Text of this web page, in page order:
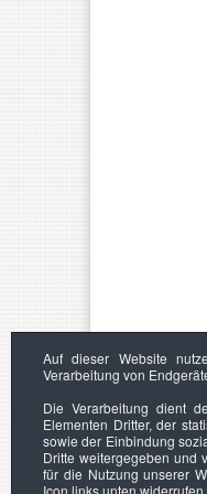
Auf dieser Website
Verarbeitung von
Die Verarbeitung dient
Elementen Dritter, der
sowie der Einbindung
Dritte weitergegeben und
für die Nutzung unserer
Icon links unten widerrufen